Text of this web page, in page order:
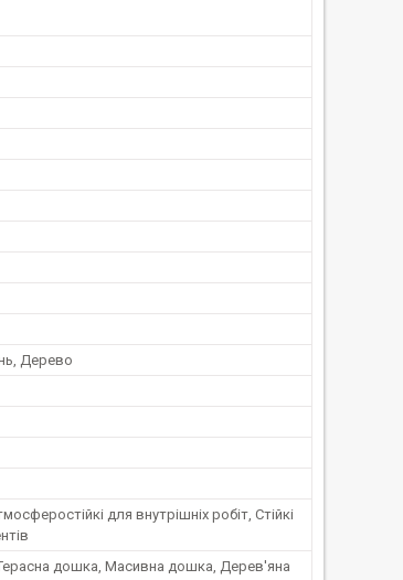
Дерево
для внутрішніх робіт, Стійкі
дошка, Масивна дошка, Дерев'яна